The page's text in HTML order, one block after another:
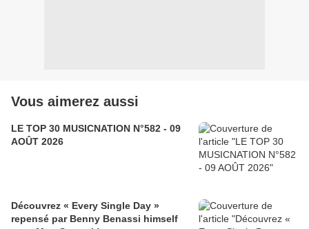
Vous aimerez aussi
LE TOP 30 MUSICNATION N°582 - 09
AOÛT 2026
Découvrez « Every Single Day »
repensé par Benny Benassi himself